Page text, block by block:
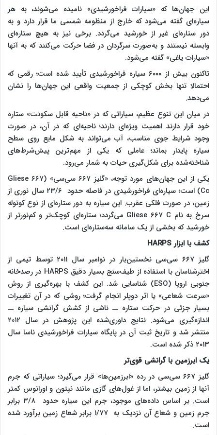
این جهان‌ها که «سیارات فراخورشیدی» نامیده می‌شوند، به هر
سیاره‌ای گفته می‌شود که خارج از منظومه شمسی ما قرار دارد و به
دور ستاره‌ای غیر از خورشید می‌گردد. برخی نیز به هیچ ستاره‌ای
وابسته نیستند و به‌صورت سرگردان در فضا حرکت می‌کنند که به آنها
«سیارات یاغی» گفته می‌شود.
تاکنون بیش از ۶۰۰۰ سیاره فراخورشیدی تأیید شده است؛ رقمی که
احتمالا تنها بخش کوچکی از جمعیت واقعی این جهان‌ها را نشان
می‌دهد.
در میان این تنوع عظیم، سیاراتی که در «ناحیه قابل سکونت» ستاره
خود قرار دارند اهمیت ویژه‌ای دارند؛ ناحیه‌ای که در آن، در صورت
وجود شرایط جوی مناسب، آب می‌تواند به شکل مایع روی سطح
سیاره پایدار بماند؛ عاملی که یکی از مهم‌ترین پیش‌شرط‌های
شناخته‌شده برای شکل‌گیری حیات به شمار می‌رود.
یکی از این جهان‌های مورد توجه، «گلیز ۶۶۷ سی‌سی» (Gliese ۶۶۷
Cc) است؛ سیاره‌ای فراخورشیدی در فاصله حدود ۲۳/۶ سال نوری از
زمین، در صورت فلکی عقرب. این سیاره به دور ستاره‌ای از نوع کوتوله
سرخ به نام Gliese ۶۶۷ C می‌گردد؛ ستاره‌ای کوچک‌تر و کم‌نورتر از
خورشید که بخشی از یک سامانه سه‌ستاره‌ای است.
کشف با ابزارHARPS
گلیز ۶۶۷ سی‌سی نخستین‌بار در نوامبر سال ۲۰۱۱ توسط تیمی از
اخترشناسان با استفاده از طیف‌سنج بسیار دقیق HARPS در رصدخانه
جنوبی اروپا (ESO) شناسایی شد. این کشف با بهره‌گیری از روش
«سرعت شعاعی» یا اثر دوپلر انجام گرفت؛ روشی که در آن تغییرات
بسیار جزئی در حرکت ستاره ــ ناشی از کشش گرانشی سیاره ــ
اندازه‌گیری می‌شود. نتایج داوری‌شده این پژوهش در سال ۲۰۱۲
منتشر شد و تاریخ ثبت آن در پایگاه سیارات فراخورشیدی ناسا سال
۲۰۱۳ ذکر شده است.
یک ابرزمین با گرانشی قوی‌تر
گلیز ۶۶۷ سی‌سی در رده «ابرزمین‌ها» قرار می‌گیرد؛ سیاراتی که جرم
آنها از زمین بیشتر، اما از غول‌های گازی مانند نپتون و اورانوس کمتر
است. بر اساس داده‌های موجود، جرم این سیاره حدود ۳/۸ برابر
جرم زمین و شعاع آن نزدیک به ۱/۷۷ برابر شعاع زمین برآورد شده
است.